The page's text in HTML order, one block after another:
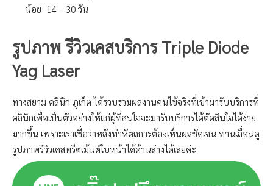
น้อย 14 – 30 วัน
รูปภาพ รีวิวเคสบริการ Triple Diode
Yag Laser
ทางสยาม คลินิก ภูเก็ต ได้รวบรวมผลงานคนไข้จริงที่เข้ามารับบริการที่
คลินิกเพื่อเป็นตัวอย่างให้แก่ผู้ที่สนใจจะมารับบริการได้ตัดสินใจได้ง่าย
มากขึ้น เพราะเราเชื่อว่าหลังทำหัตถการต้องเห็นผลชัดเจน ท่านเลื่อนดู
รูปภาพรีวิวเคสทรีตเม้นต์ใบหน้าได้ด้านล่างได้เลยค่ะ